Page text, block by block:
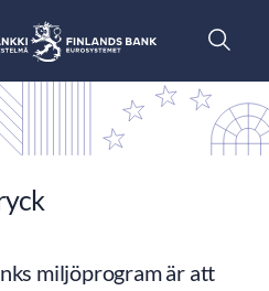
miljöprogram är att